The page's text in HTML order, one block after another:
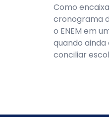
Como
cronograma
o ENEM em
quando ainda
conciliar